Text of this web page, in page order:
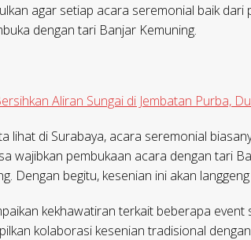
agar setiap acara seremonial baik
dengan tari Banjar Kemuning.
Aliran Sungai di Jembatan Purba,
lihat di Surabaya, acara seremonial
wajibkan pembukaan acara dengan tari
Dengan begitu, kesenian ini akan
kekhawatiran terkait beberapa event
kolaborasi kesenian tradisional